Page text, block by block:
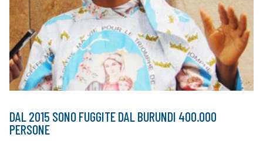
DAL 2015 SONO FUGGITE DAL BURUNDI 400.000
PERSONE